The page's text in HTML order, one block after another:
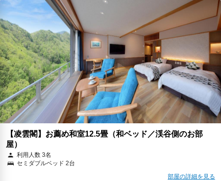
【凌雲閣】お薦め和室12.5畳（和ベッド／渓谷側のお部
屋）
利用人数 3名
セミダブルベッド 2台
部屋の詳細を見る